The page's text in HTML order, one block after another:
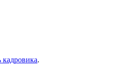
кадровика.